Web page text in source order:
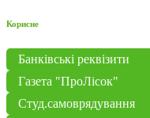
Корисне
Банківські реквізити
Газета "ПроЛісок"
Студ.самоврядування